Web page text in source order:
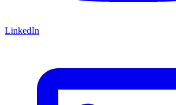
LinkedIn